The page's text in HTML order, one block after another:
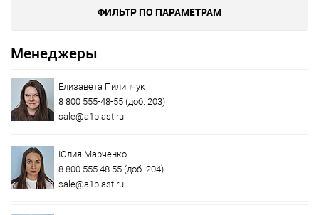
ФИЛЬТР ПО ПАРАМЕТРАМ
Менеджеры
Елизавета Пилипчук
8 800 555-48-55 (доб. 203)
sale@a1plast.ru
Юлия Марченко
8 800 555 48 55 (доб. 204)
sale@a1plast.ru